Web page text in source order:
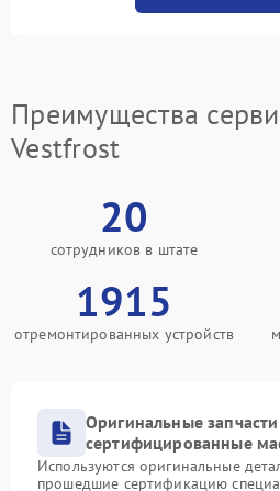
Преимущества
Vestfrost
20
сотрудников в штате
1915
отремонтированных устройств
Оригинальные
сертифицированные
Используются оригинальные
прошедшие сертификацию